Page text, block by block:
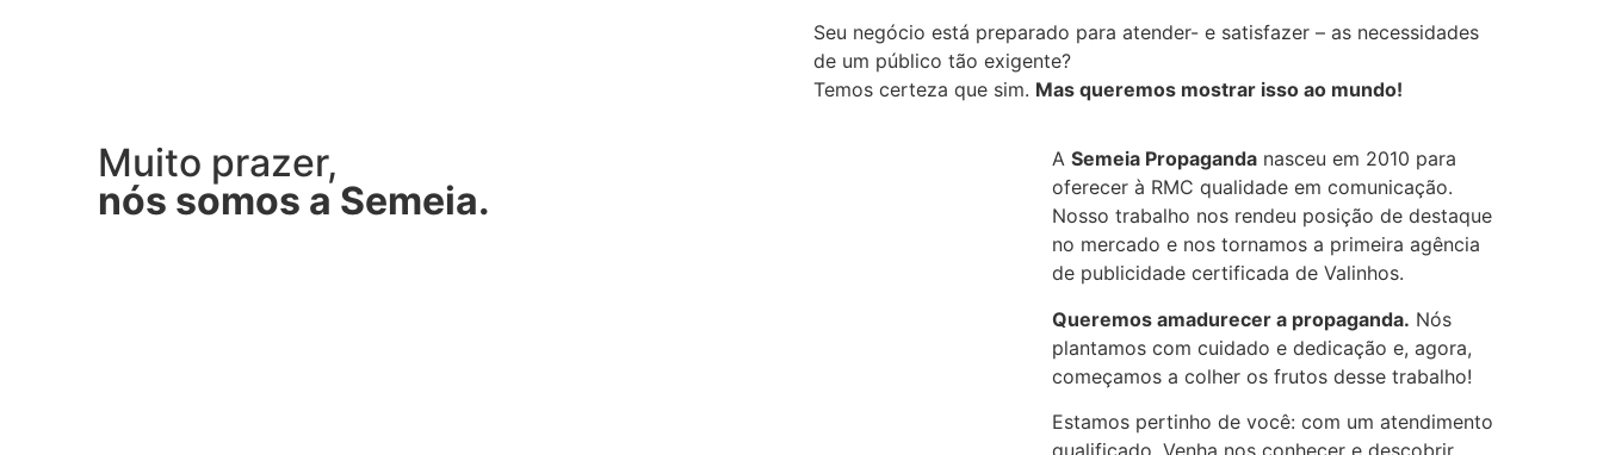
Seu negócio está preparado para atender- e satisfazer – as necessidades
de um público tão exigente?
Temos certeza que sim. Mas queremos mostrar isso ao mundo!
Muito prazer,
nós somos a Semeia.
A Semeia Propagandanasceu em 2010 para
oferecer à RMC qualidade em comunicação.
Nosso trabalho nos rendeu posição de destaque
no mercado e nos tornamos a primeira agência
de publicidade certificada de Valinhos.
Queremos amadurecer a propaganda. Nós
plantamos com cuidado e dedicação e, agora,
começamos a colher os frutos desse trabalho!
Estamos pertinho de você: com um atendimento
qualificado. Venha nos conhecer e descobrir